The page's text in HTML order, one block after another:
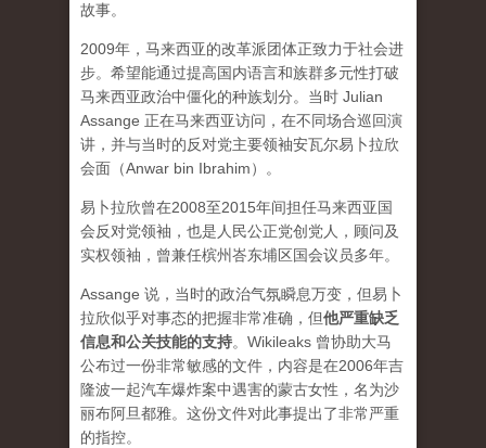
故事。
2009年，马来西亚的改革派团体正致力于社会进
步。希望能通过提高国内语言和族群多元性打破
马来西亚政治中僵化的种族划分。当时 Julian
Assange 正在马来西亚访问，在不同场合巡回演
讲，并与当时的反对党主要领袖安瓦尔易卜拉欣
会面（Anwar bin Ibrahim）。
易卜拉欣曾在2008至2015年间担任马来西亚国
会反对党领袖，也是人民公正党创党人，顾问及
实权领袖，曾兼任槟州峇东埔区国会议员多年。
Assange 说，当时的政治气氛瞬息万变，但易卜
拉欣似乎对事态的把握非常准确，但他严重缺乏
信息和公关技能的支持。Wikileaks 曾协助大马
公布过一份非常敏感的文件，内容是在2006年吉
隆波一起汽车爆炸案中遇害的蒙古女性，名为沙
丽布阿旦都雅。这份文件对此事提出了非常严重
的指控。